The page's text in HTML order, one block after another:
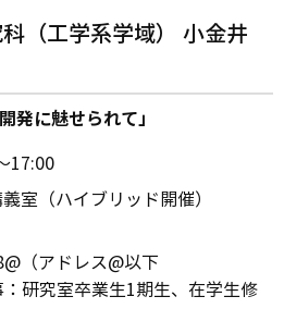
（工学系学域） 小金井
発に魅せられて」
17:00
室（ハイブリッド開催）
（アドレス@以下
研究室卒業生1期生、在学生修